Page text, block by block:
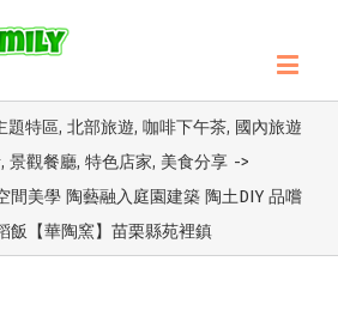
題特區, 北部旅遊, 咖啡下午茶, 國內旅遊
, 景觀餐廳, 特色店家, 美食分享 ->
間美學 陶藝融入庭園建築 陶土DIY 品嚐
飯【華陶窯】苗栗縣苑裡鎮